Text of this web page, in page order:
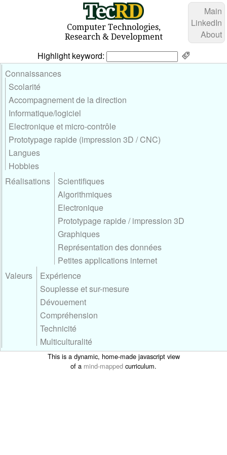
Main
LinkedIn
About
Computer Technologies,
Research & Development
Highlight keyword:
Connaissances
Scolarité
Accompagnement de la direction
Informatique/logiciel
Electronique et micro-contrôle
Prototypage rapide (impression 3D / CNC)
Langues
Hobbies
Réalisations
Scientifiques
Algorithmiques
Electronique
Prototypage rapide / impression 3D
Graphiques
Représentation des données
Petites applications internet
Valeurs
Expérience
Souplesse et sur-mesure
Dévouement
Compréhension
Technicité
Multiculturalité
This is a dynamic, home-made javascript view
of a mind-mapped curriculum.